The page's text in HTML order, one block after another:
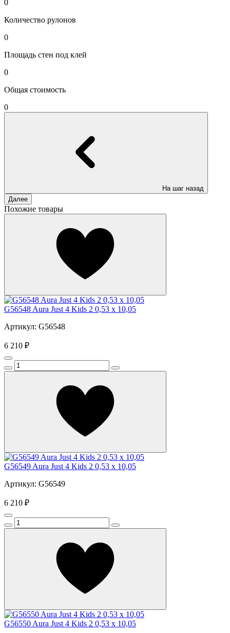
0
Количество рулонов
0
Площадь стен под клей
0
Общая стоимость
0
На шаг назад
Далее
Похожие товары
G56548 Aura Just 4 Kids 2 0,53 x 10,05
Артикул: G56548
6 210 ₽
G56549 Aura Just 4 Kids 2 0,53 x 10,05
Артикул: G56549
6 210 ₽
G56550 Aura Just 4 Kids 2 0,53 x 10,05